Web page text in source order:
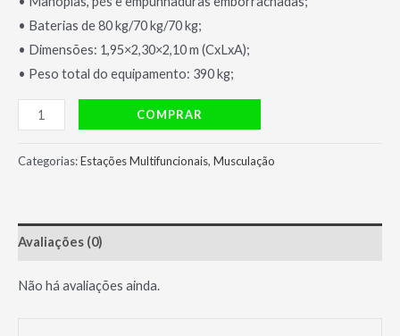
• Baterias de 80 kg/70 kg/70 kg;
• Dimensões: 1,95×2,30×2,10 m (CxLxA);
• Peso total do equipamento: 390 kg;
Estação
Multifuncional
ES
-
quantidade
COMPRAR
Categorias:Estações Multifuncionais, Musculação
Avaliações (0)
Não há avaliações ainda.